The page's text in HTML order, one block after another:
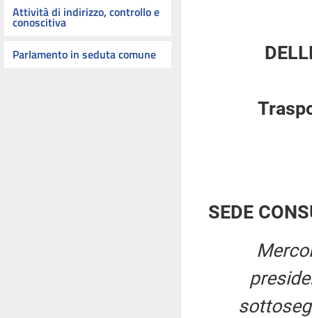
Attività di indirizzo, controllo e
conoscitiva
Parlamento in seduta comune
SEDE